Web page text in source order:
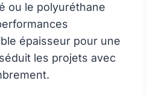
ou le polyuréthane
épaisseur pour une
les projets avec